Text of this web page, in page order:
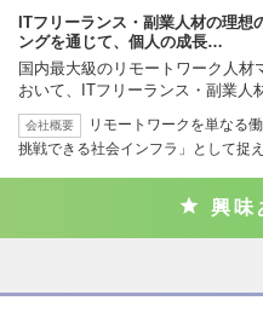
ITフリーランス・副業人材の理
ングを通じて、個人の成長…
国内最大級のリモートワーク人
おいて、ITフリーランス・副業人
会社概要
リモートワークを単なる
挑戦できる社会インフラ」として捉
興味